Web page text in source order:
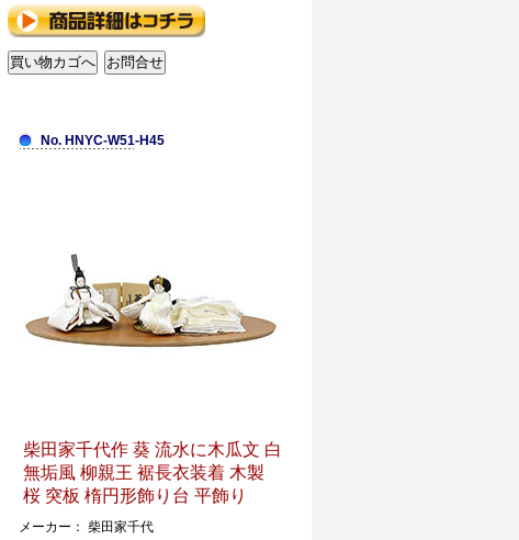
No. HNYC-W51-H45
柴田家千代作 葵 流水に木瓜文 白
無垢風 柳親王 裾長衣装着 木製
桜 突板 楕円形飾り台 平飾り
メーカー： 柴田家千代